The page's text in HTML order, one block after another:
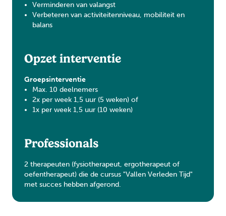
Verminderen van valangst
Verbeteren van activiteitenniveau, mobiliteit en
balans
Opzet interventie
Groepsinterventie
Max. 10 deelnemers
2x per week 1,5 uur (5 weken) of
1x per week 1,5 uur (10 weken)
Professionals
2 therapeuten (fysiotherapeut, ergotherapeut of
oefentherapeut) die de cursus "Vallen Verleden Tijd"
met succes hebben afgerond.